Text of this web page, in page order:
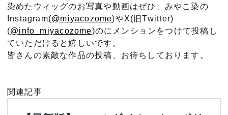
染めたウィッグのお写真や動画はぜひ、みやこ染の
Instagram(@miyacozome)やX(旧Twitter)
(@info_miyacozome)のにメンションをつけて投稿し
ていただけると嬉しいです。
皆さんの素敵な作品の投稿、お待ちしております。
関連記事